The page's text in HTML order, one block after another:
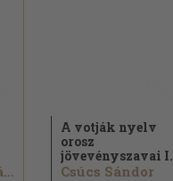
Ablonczy Balázs...
A votják nyelv
orosz
jövevényszavai I.
Csúcs Sándor